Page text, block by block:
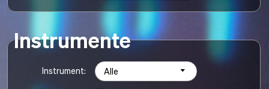
Instrumente
Instrument: Alle